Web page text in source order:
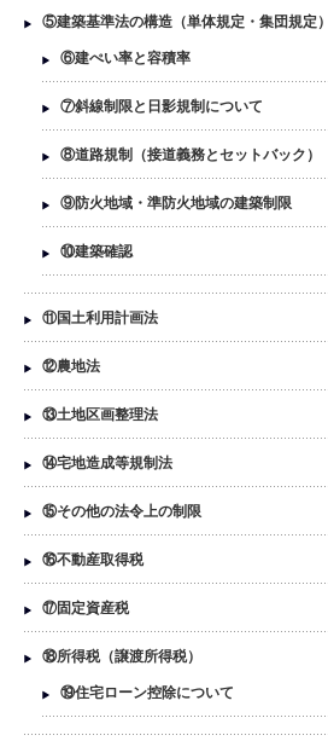
⑤建築基準法の構造（単体規定・集団規定）
⑥建ぺい率と容積率
⑦斜線制限と日影規制について
⑧道路規制（接道義務とセットバック）
⑨防火地域・準防火地域の建築制限
⑩建築確認
⑪国土利用計画法
⑫農地法
⑬土地区画整理法
⑭宅地造成等規制法
⑮その他の法令上の制限
⑯不動産取得税
⑰固定資産税
⑱所得税（譲渡所得税）
⑲住宅ローン控除について